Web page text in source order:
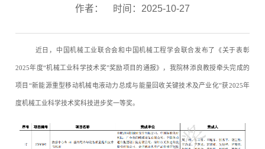
作者： 时间：2025-10-27
近日，中国机械工业联合会和中国机械工程学会联合发布了《关于表彰
2025年度“机械工业科学技术奖”奖励项目的通报》，我院林添良教授牵头完成的
项目“新能源重型移动机械电液动力总成与能量回收关键技术及产业化”获2025年
度机械工业科学技术奖科技进步奖一等奖。